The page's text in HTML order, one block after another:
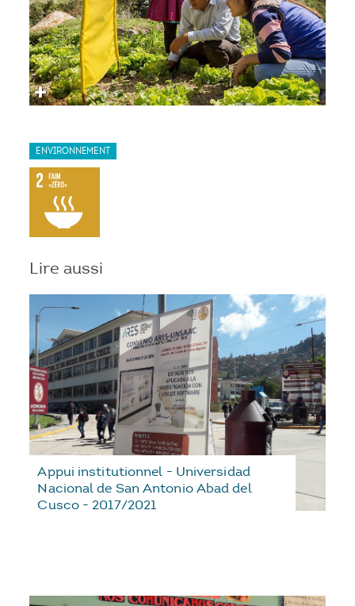
ENVIRONNEMENT
Lire aussi
Appui institutionnel - Universidad
Nacional de San Antonio Abad del
Cusco - 2017/2021